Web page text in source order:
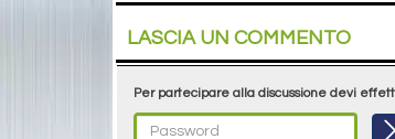
LASCIA UN COMMENTO
Per partecipare alla discussione devi